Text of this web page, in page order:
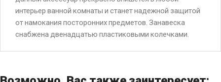
интерьер ванной комнаты и станет надежной защитой
от намокания посторонних предметов. Занавеска
снабжена двенадцатью пластиковыми колечками.